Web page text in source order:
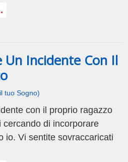
Un Incidente Con Il
tuo Sogno)
con il proprio ragazzo
di incorporare
io. Vi sentite sovraccaricati